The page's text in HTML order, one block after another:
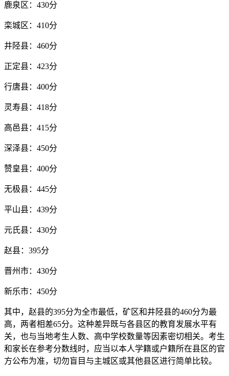
鹿泉区：430分
栾城区：410分
井陉县：460分
正定县：423分
行唐县：400分
灵寿县：418分
高邑县：415分
深泽县：450分
赞皇县：400分
无极县：445分
平山县：439分
元氏县：430分
赵县：395分
晋州市：430分
新乐市：450分
其中，赵县的395分为全市最低，矿区和井陉县的460分为最
高，两者相差65分。这种差异既与各县区的教育发展水平有
关，也与当地考生人数、高中学校数量等因素密切相关。考生
和家长在参考分数线时，应当以本人学籍或户籍所在县区的官
方公布为准，切勿盲目与主城区或其他县区进行简单比较。